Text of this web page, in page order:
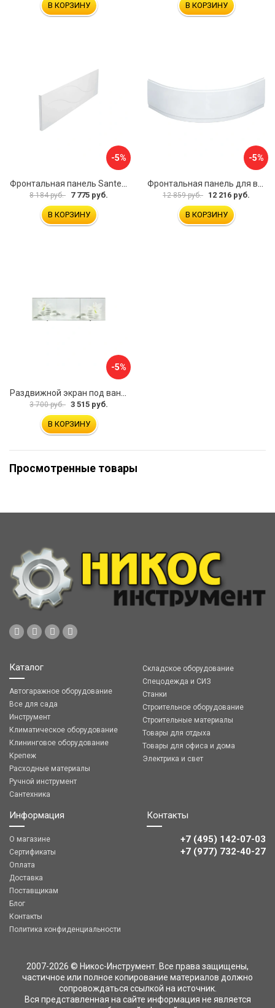
В КОРЗИНУ В КОРЗИНУ
-5%
8 184 руб. 7 775 руб.
В КОРЗИНУ
-5%
12 859 руб. 12 216 руб.
В КОРЗИНУ
-5%
3 700 руб. 3 515 руб.
В КОРЗИНУ
Просмотренные товары
Каталог
Автогаражное оборудование
Все для сада
Инструмент
Климатическое оборудование
Клининговое оборудование
Крепеж
Расходные материалы
Ручной инструмент
Сантехника
Складское оборудование
Спецодежда и СИЗ
Станки
Строительное оборудование
Строительные материалы
Товары для отдыха
Товары для офиса и дома
Электрика и свет
Информация
О магазине
Сертификаты
Оплата
Доставка
Поставщикам
Блог
Контакты
Политика конфиденциальности
Контакты
+7 (495) 142-07-03
‎‎+7 (977) 732-40-27
2007-2026 © Никос-Инструмент. Все права защищены,
частичное или полное копирование материалов должно
сопровождаться ссылкой на источник.
Вся представленная на сайте информация не является